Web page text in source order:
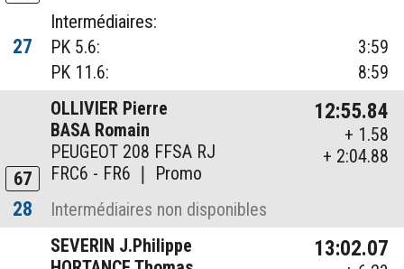
27
Intermédiaires:
PK 5.6:
3:59
PK 11.6:
8:59
67
OLLIVIER Pierre
BASA Romain
PEUGEOT 208 FFSA RJ
FRC6 - FR6 ❘ Promo
12:55.84
+ 1.58
+ 2:04.88
28 Intermédiaires non disponibles
SEVERIN J.Philippe
13:02.07